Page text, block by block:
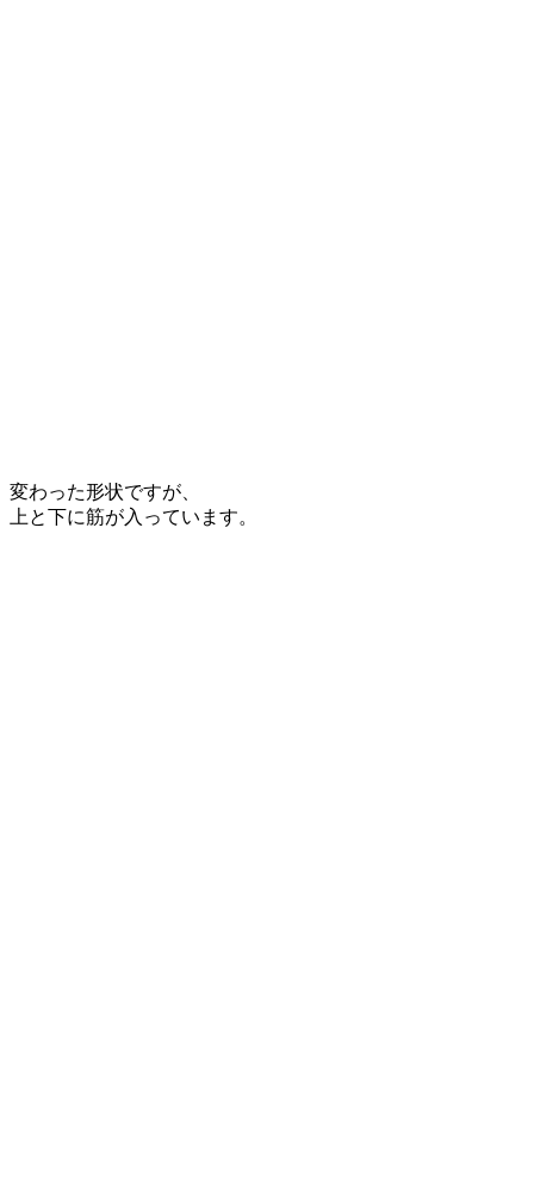
変わった形状ですが、
上と下に筋が入っています。